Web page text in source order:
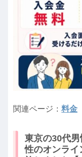
関連ページ： 料金
東京の30代
性のオンライ